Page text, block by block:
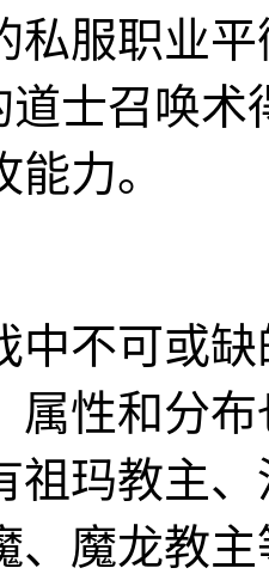
私服职业
道士召唤
力。
中不可或
属性和分
祖玛教主
、魔龙教